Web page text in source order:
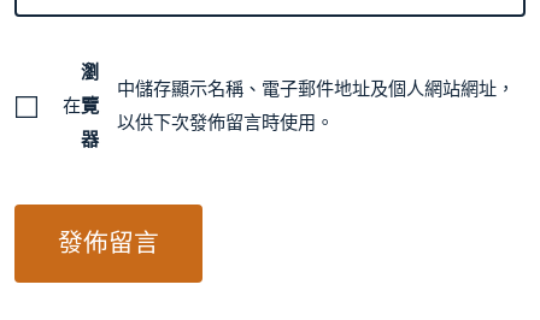
在
瀏
覽
器
中儲存顯示名稱、電子郵件地址及個人網站網址，
以供下次發佈留言時使用。